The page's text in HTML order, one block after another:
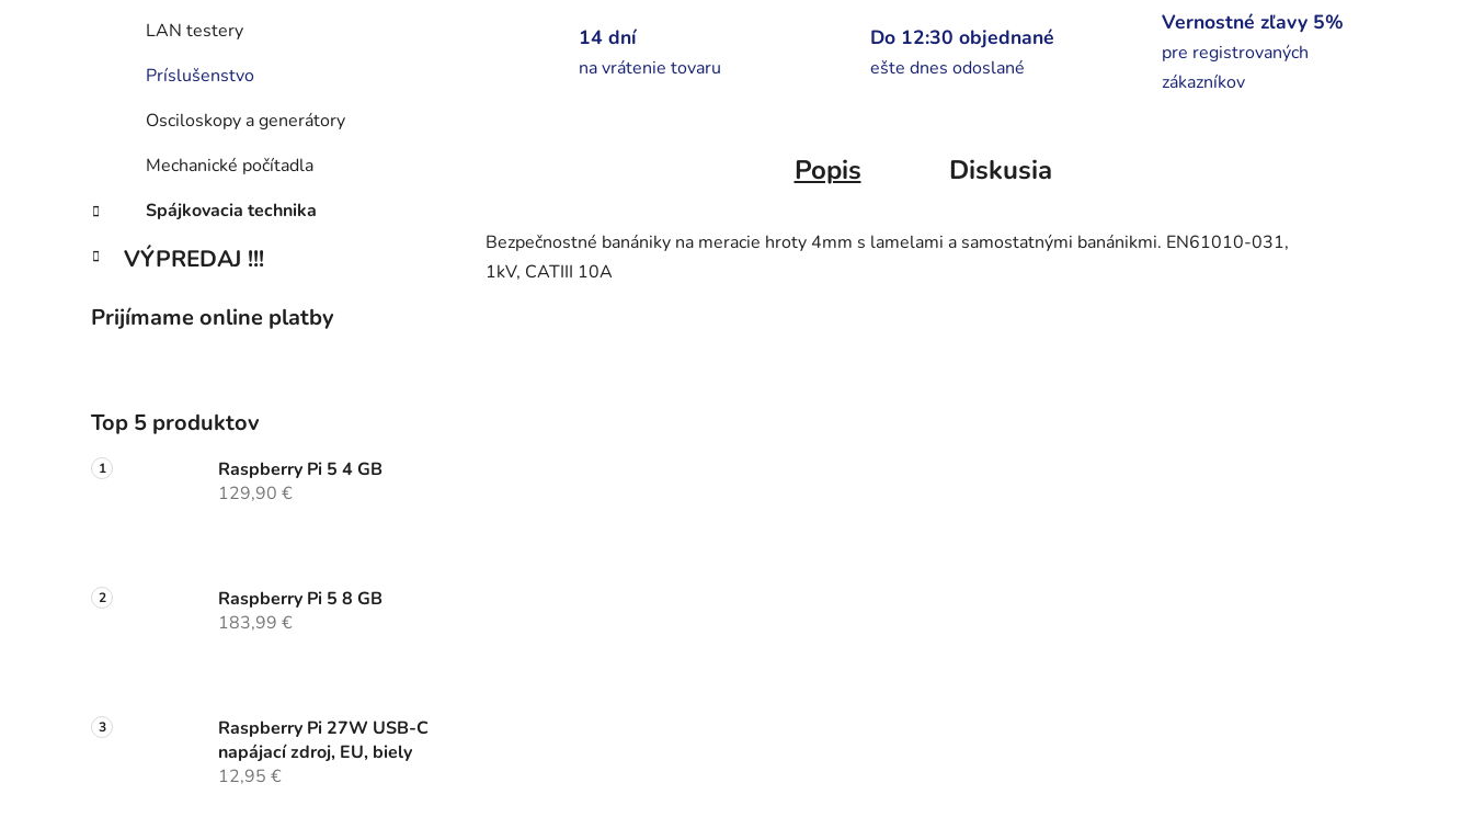
LAN testery
Príslušenstvo
Osciloskopy a generátory
Mechanické počítadla
Spájkovacia technika
VÝPREDAJ !!!
Prijímame online platby
Top 5 produktov
Raspberry Pi 5 4 GB
129,90 €
Raspberry Pi 5 8 GB
183,99 €
Raspberry Pi 27W USB-C
napájací zdroj, EU, biely
12,95 €
14 dní
na vrátenie tovaru
Do 12:30 objednané
ešte dnes odoslané
Vernostné zľavy 5%
pre registrovaných
zákazníkov
Popis Diskusia
Bezpečnostné banániky na meracie hroty 4mm s lamelami a samostatnými banánikmi. EN61010-031,
1kV, CATIII 10A